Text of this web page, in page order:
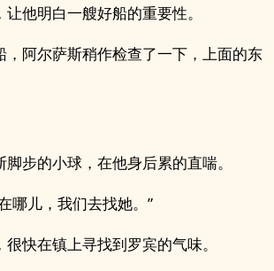
他明白一艘好船的重要性。
，阿尔萨斯稍作检查了一下，上面的东
步的小球，在他身后累的直喘。
哪儿，我们去找她。”
快在镇上寻找到罗宾的气味。